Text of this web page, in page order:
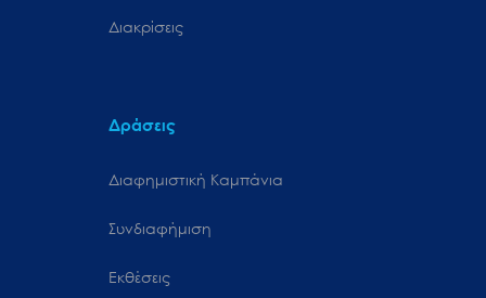
Διακρίσεις
Δράσεις
Διαφημιστική Καμπάνια
Συνδιαφήμιση
Εκθέσεις